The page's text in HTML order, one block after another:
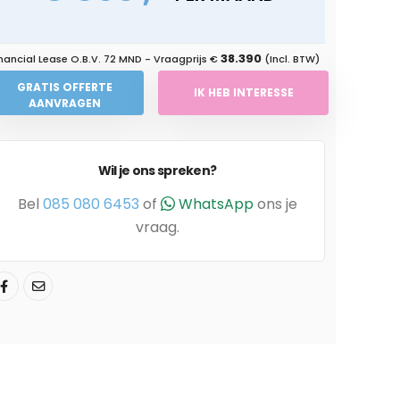
Lease O.B.V. 72 MND - Vraagprijs €38.390 (Incl. BTW)
GRATIS OFFERTE
AANVRAGEN
IK HEB INTERESSE
Wil je ons spreken?
Bel 085 080 6453 of WhatsAppons je
vraag.